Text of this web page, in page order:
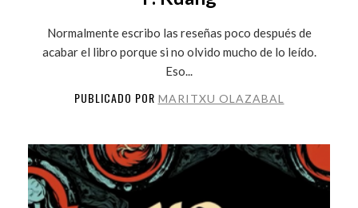
Normalmente escribo las reseñas poco después de
acabar el libro porque si no olvido mucho de lo leído.
Eso...
PUBLICADO POR MARITXU OLAZABAL